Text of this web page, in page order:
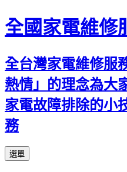
全國家電維修
全台灣家電維修服
熱情」的理念為大
家電故障排除的小
務
選單